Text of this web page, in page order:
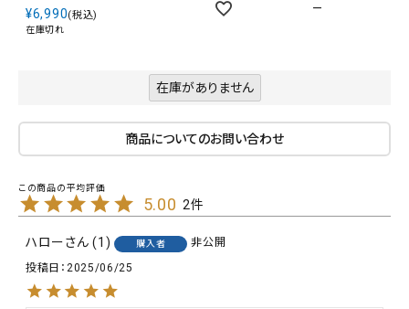
¥6,990 税込
在庫切れ
—
在庫がありません
商品についてのお問い合わせ
5.00 2
ハロー 1 購入者
非公開
投稿日
2025/06/25